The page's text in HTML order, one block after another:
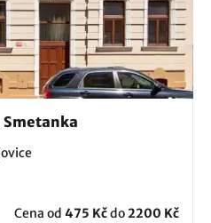
Smetanka
Cena od 475 Kčdo2200 Kč